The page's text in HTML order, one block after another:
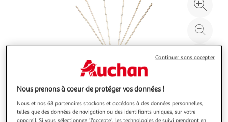
à
Illustration
Illustration
Nous prenons à coeur de protéger vos données !
Nous et nos 68 partenaires stockons et accédons à des données personnelles,
telles que des données de navigation ou des identifiants uniques, sur votre
appareil. Si vous sélectionnez "J'accepte", les technologies de suivi prendront en
Continuer sans accepter